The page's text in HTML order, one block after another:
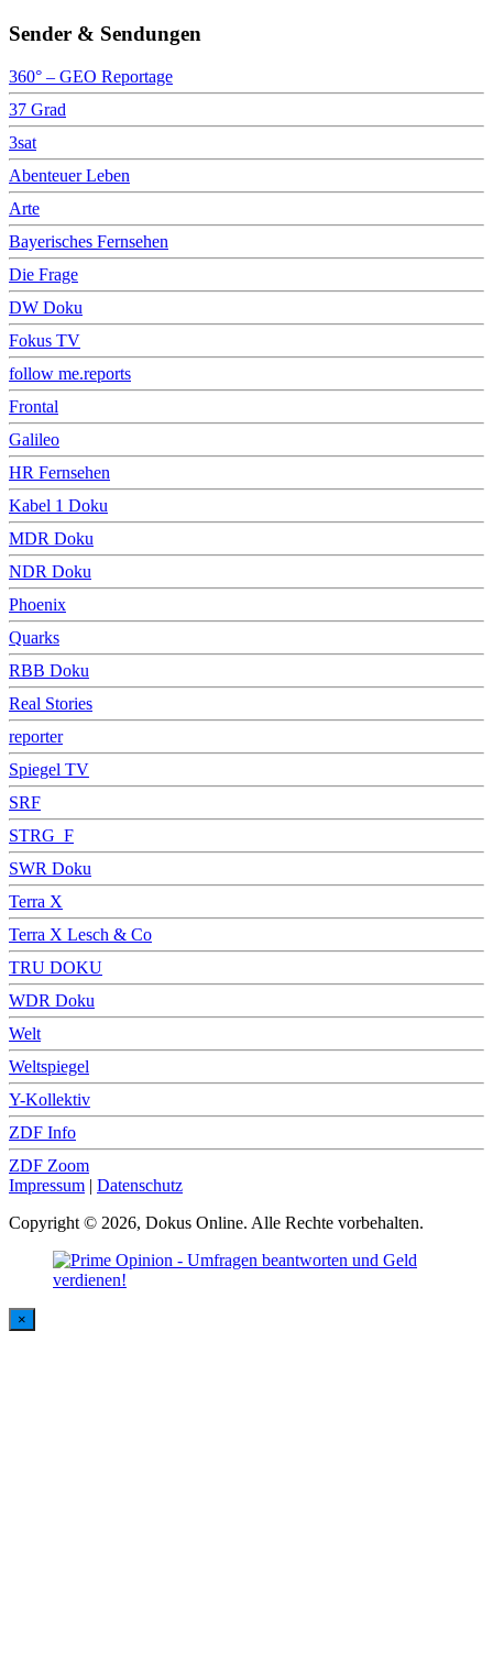
Sender & Sendungen
360° – GEO Reportage
37 Grad
3sat
Abenteuer Leben
Arte
Bayerisches Fernsehen
Die Frage
DW Doku
Fokus TV
follow me.reports
Frontal
Galileo
HR Fernsehen
Kabel 1 Doku
MDR Doku
NDR Doku
Phoenix
Quarks
RBB Doku
Real Stories
reporter
Spiegel TV
SRF
STRG_F
SWR Doku
Terra X
Terra X Lesch & Co
TRU DOKU
WDR Doku
Welt
Weltspiegel
Y-Kollektiv
ZDF Info
ZDF Zoom
Impressum | Datenschutz
Copyright © 2026, Dokus Online. Alle Rechte vorbehalten.
×